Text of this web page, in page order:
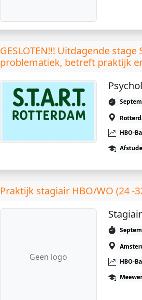
GESLOTEN!!! Uitdagende
problematiek, betreft praktijk
HBO-
Praktijk stagiair HBO/WO (24 -
Geen logo
HBO-